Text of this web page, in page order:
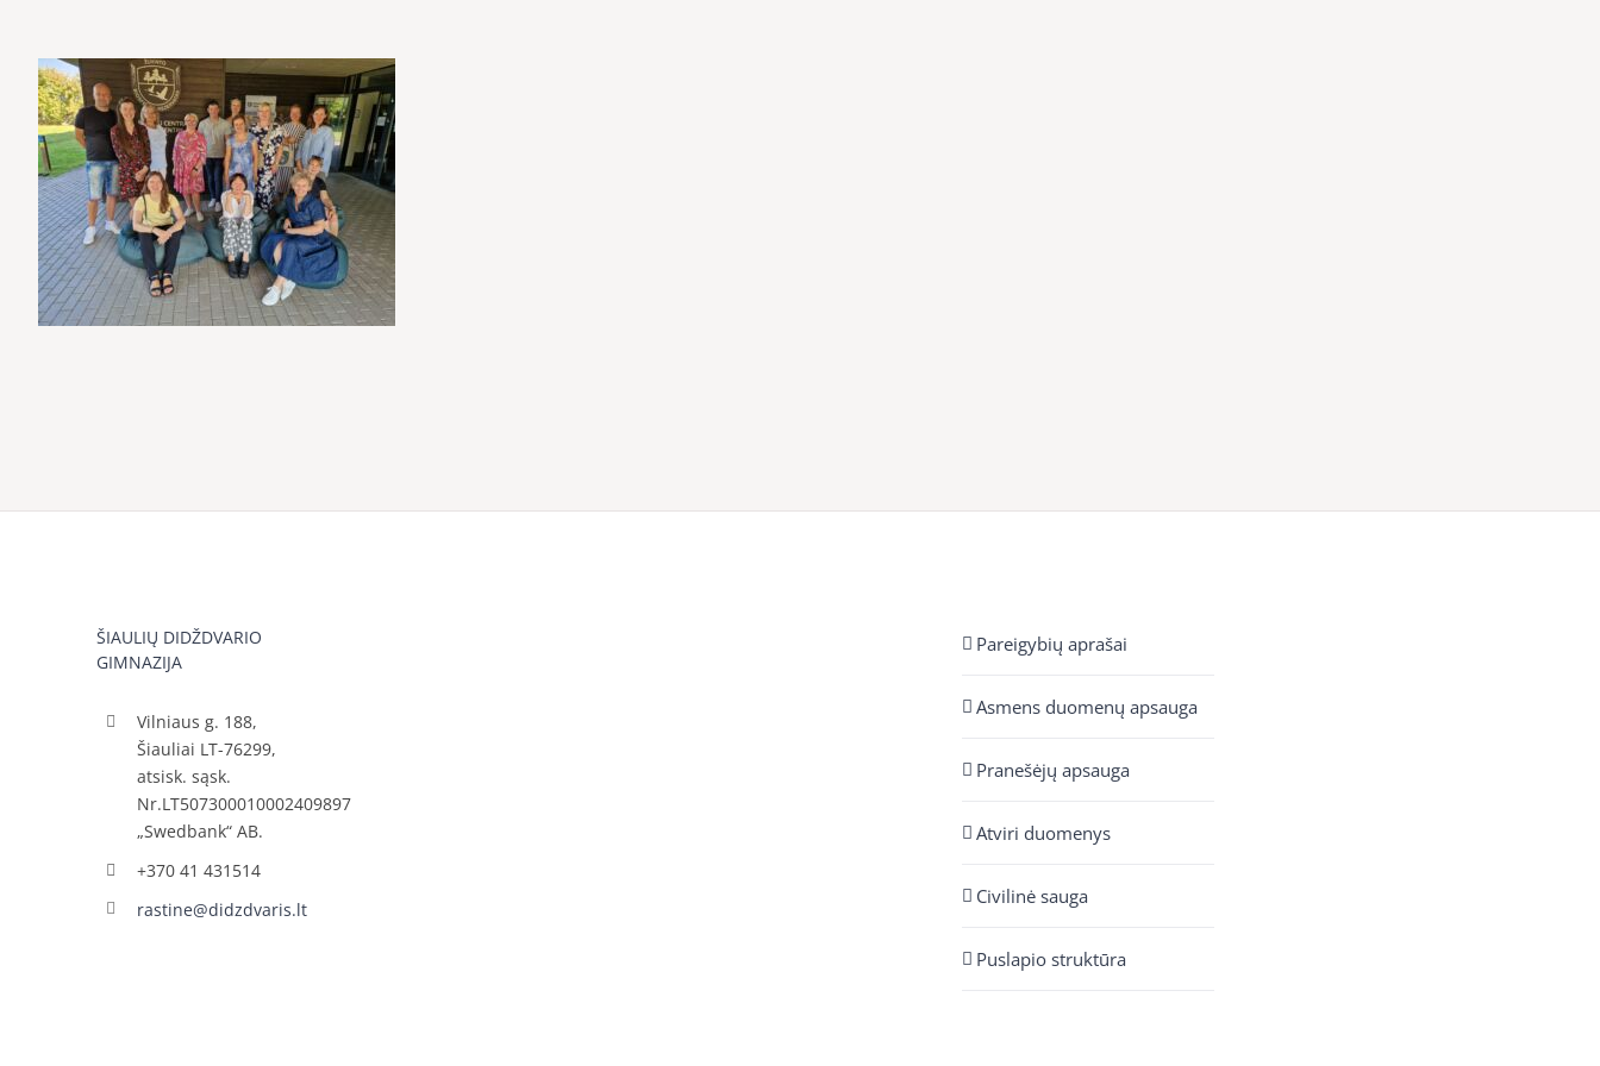
ŠIAULIŲ DIDŽDVARIO
GIMNAZIJA
Vilniaus g. 188,
Šiauliai LT-76299,
atsisk. sąsk.
Nr.LT507300010002409897
„Swedbank“ AB.
+370 41 431514
rastine@didzdvaris.lt
Pareigybių aprašai
Asmens duomenų apsauga
Pranešėjų apsauga
Atviri duomenys
Civilinė sauga
Puslapio struktūra